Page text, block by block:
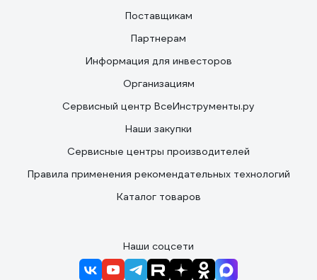
Поставщикам
Партнерам
Информация для инвесторов
Организациям
Сервисный центр ВсеИнструменты.ру
Наши закупки
Сервисные центры производителей
Правила применения рекомендательных технологий
Каталог товаров
Наши соцсети